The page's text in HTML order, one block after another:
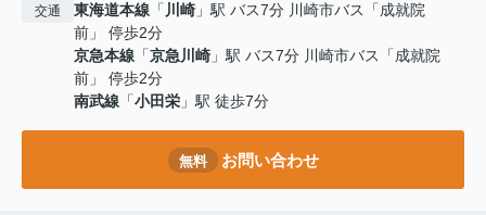
交通 東海道本線 「 川崎 」駅 バス7分 川崎市バス「成就院
前」 停歩2分
京急本線 「京急川崎 」駅 バス7分 川崎市バス「成就院
前」 停歩2分
南武線 「小田栄 」駅 徒歩7分
無料 お問い合わせ